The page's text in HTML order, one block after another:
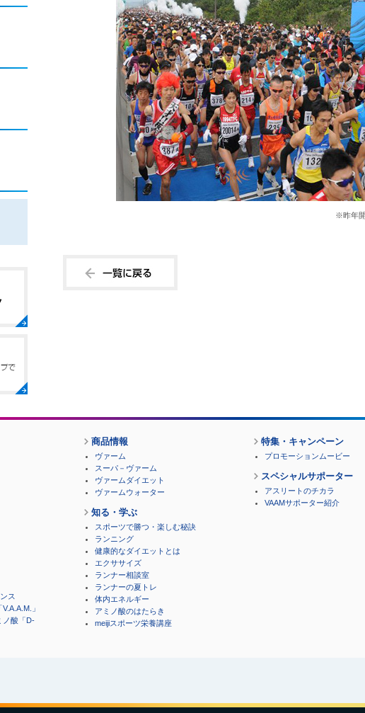
※昨年
ス
」
ノ酸「D-
商品情報
ヴァーム
スーパ－ヴァーム
ヴァームダイエット
ヴァームウォーター
知る・学ぶ
スポーツで勝つ・楽しむ秘訣
ランニング
健康的なダイエットとは
エクササイズ
ランナー相談室
ランナーの夏トレ
体内エネルギー
アミノ酸のはたらき
meijiスポーツ栄養講座
特集・キャンペーン
プロモーションムービー
スペシャルサポーター
アスリートのチカラ
VAAMサポーター紹介